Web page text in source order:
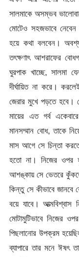
সালমাকে অসম্ভব
মোটেও সহজভাবে নেবেন
হয়ে কথা বলবেন।
তৎক্ষণাৎ আশরাফের
ঘুরপাক খাচ্ছে, সালমা
দীর্ঘায়িত না করে।
জেরার মুখে পড়তে হবে।
মায়ের এত গর্ব
মানসম্মান বোধ, তাকে
মাস আগে সে চিন্তা
হতো না। নিজের ওপর
আশঙ্কায় সে ভেতরে
কিন্তু সে কীভাবে জানবে
বয়ে যাবে।
মোটামুটিভাবে নিজের
পিছলানোর উপক্রম
ব্যাপারে তার মনে ঈষৎ